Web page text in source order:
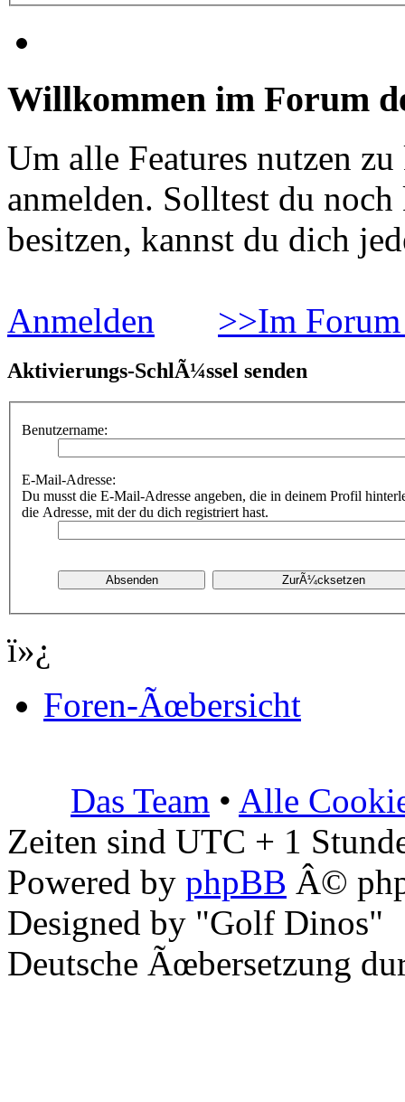
Willkommen im Forum
Um alle Features nutzen
anmelden. Solltest du
besitzen, kannst du dich
Anmelden >>Im
Aktivierungs-SchlÃ¼ssel senden
Benutzername:
E-Mail-Adresse:
Du musst die E-Mail-Adresse angeben, die in deinem Profil
die Adresse, mit der du dich registriert hast.
ï»¿
Foren-Ãœbersicht
Das Team • Alle
Zeiten sind UTC + 1
Powered by phpBB Â©
Designed by "Golf Dinos"
Deutsche Ãœbersetzung